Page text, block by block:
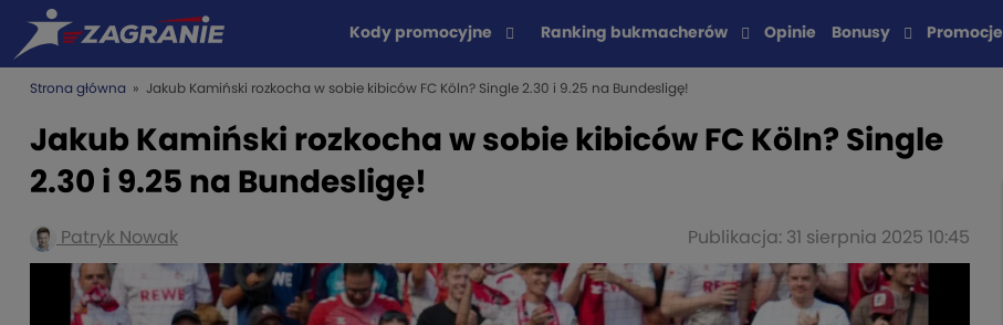
Kody promocyjne Ranking bukmacherów Opinie Bonusy Promocje
Strona główna » Jakub Kamiński rozkocha w sobie kibiców FC Köln? Single 2.30 i 9.25 na Bundesligę!
Jakub Kamiński rozkocha w sobie kibiców FC Köln? Single
2.30 i 9.25 na Bundesligę!
Patryk Nowak Publikacja: 31 sierpnia 2025 10:45